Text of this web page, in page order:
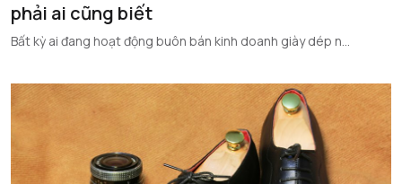
phải ai cũng biết
Bất kỳ ai đang hoạt động buôn bán kinh doanh giày dép n...